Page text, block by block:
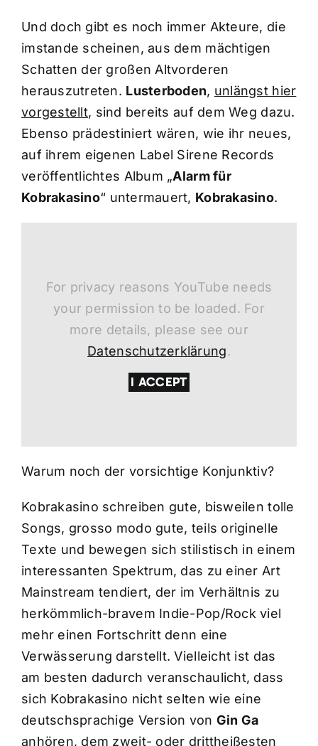
Und doch gibt es noch immer Akteure, die
imstande scheinen, aus dem mächtigen
Schatten der großen Altvorderen
herauszutreten. Lusterboden, unlängst hier
vorgestellt, sind bereits auf dem Weg dazu.
Ebenso prädestiniert wären, wie ihr neues,
auf ihrem eigenen Label Sirene Records
veröffentlichtes Album „Alarm für
Kobrakasino“ untermauert, Kobrakasino.
For privacy reasons YouTube needs
your permission to be loaded. For
more details, please see our
Datenschutzerklärung.
I ACCEPT
Warum noch der vorsichtige Konjunktiv?
Kobrakasino schreiben gute, bisweilen tolle
Songs, grosso modo gute, teils originelle
Texte und bewegen sich stilistisch in einem
interessanten Spektrum, das zu einer Art
Mainstream tendiert, der im Verhältnis zu
herkömmlich-bravem Indie-Pop/Rock viel
mehr einen Fortschritt denn eine
Verwässerung darstellt. Vielleicht ist das
am besten dadurch veranschaulicht, dass
sich Kobrakasino nicht selten wie eine
deutschsprachige Version von Gin Ga
anhören, dem zweit- oder drittheißesten